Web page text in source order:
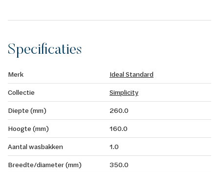
Specificaties
Merk
Ideal Standard
Collectie
Simplicity
Diepte (mm)
260.0
Hoogte (mm)
160.0
Aantal wasbakken
1.0
Breedte/diameter (mm)
350.0